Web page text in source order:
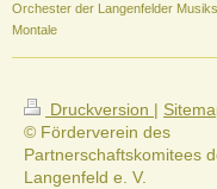
Orchester der Langenfelder
Montale
Druckversion |
© Förderverein des
Partnerschaftskomitees
Langenfeld e. V.